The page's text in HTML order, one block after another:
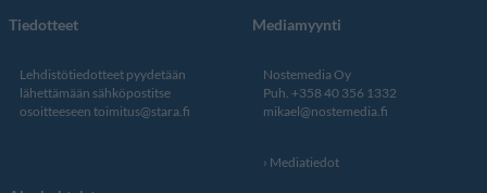
Tiedotteet
Lehdistötiedotteet pyydetään
lähettämään sähköpostitse
osoitteeseen toimitus@stara.fi
Mediamyynti
Nostemedia Oy
Puh. +358 40 356 1332
mikael@nostemedia.fi
Mediatiedot